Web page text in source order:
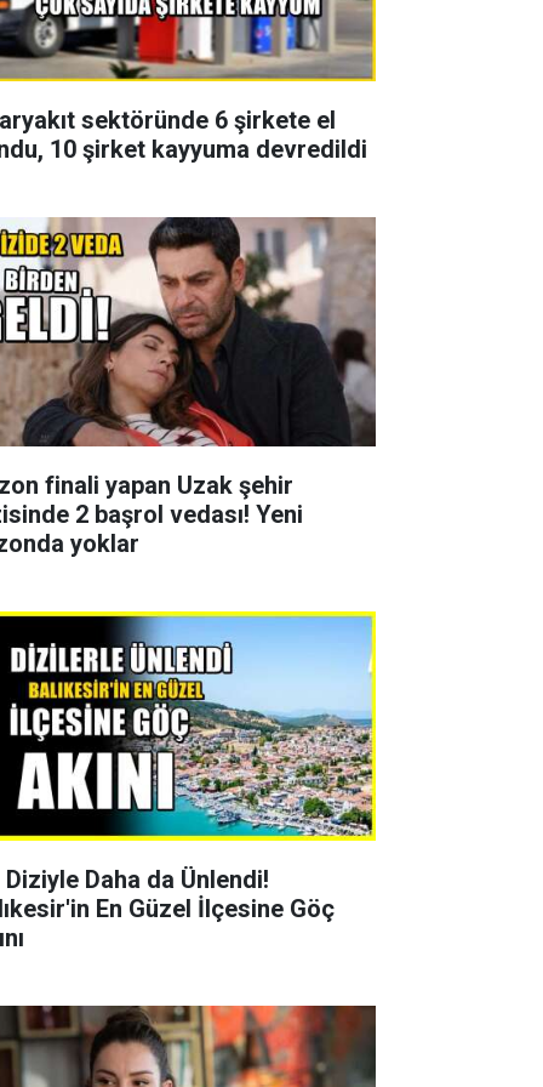
sektöründe 6 şirkete el
10 şirket kayyuma devredildi
finali yapan Uzak şehir
2 başrol vedası! Yeni
yoklar
Daha da Ünlendi!
En Güzel İlçesine Göç